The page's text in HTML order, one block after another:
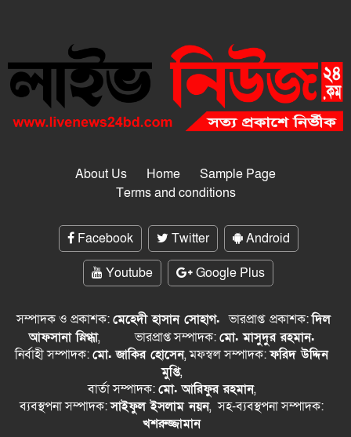
About Us Home
Sample Page
Terms and conditions
Facebook Twitter
Android
Youtube
Google Plus
সম্পাদক ও প্রকাশক:মেহেদী হাসান সোহাগ.ভারপ্রাপ্ত প্রকাশক:দিল
আফসানা স্নিগ্ধা, ভারপ্রাপ্ত সম্পাদক:মো. মাসুদুর রহমান.
নির্বাহী সম্পাদক:মো. জাকির হোসেন, মফস্বল সম্পাদক:ফরিদ উদ্দিন
মুপ্তি,
বার্তা সম্পাদক:মো. আরিফুর রহমান,
ব্যবস্থপনা সম্পাদক:সাইফুল ইসলাম নয়ন, সহ-ব্যবস্থপনা সম্পাদক:
খশরুজ্জামান